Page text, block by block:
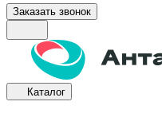
Заказать звонок
Каталог